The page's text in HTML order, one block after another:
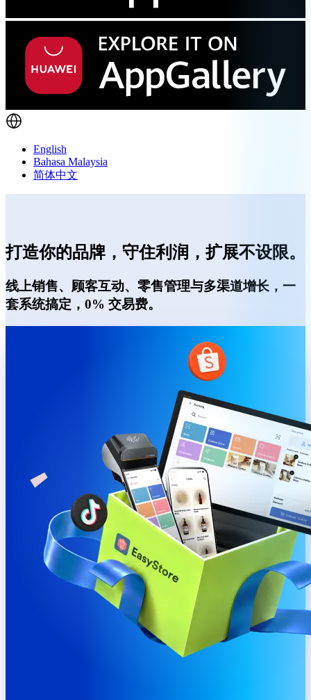
English
Bahasa Malaysia
简体中文
打造你的品牌，守住利润，扩展不设限。
线上销售、顾客互动、零售管理与多渠道增长，一
套系统搞定，0% 交易费。